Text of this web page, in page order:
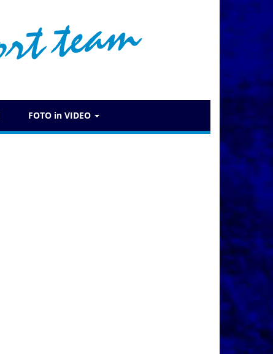
FOTO in VIDEO